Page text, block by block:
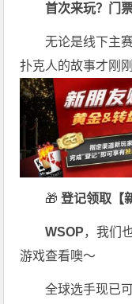
首次来玩？门
无论是线下主
扑克人的故事才刚刚
🎁 登记领取【
WSOP，我们
游戏查看噢～
全球选手现已